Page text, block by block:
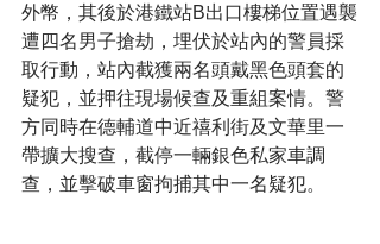
外幣，其後於港鐵站B出口樓梯位置遇襲
遭四名男子搶劫，埋伏於站內的警員採
取行動，站內截獲兩名頭戴黑色頭套的
疑犯，並押往現場候查及重組案情。警
方同時在德輔道中近禧利街及文華里一
帶擴大搜查，截停一輛銀色私家車調
查，並擊破車窗拘捕其中一名疑犯。